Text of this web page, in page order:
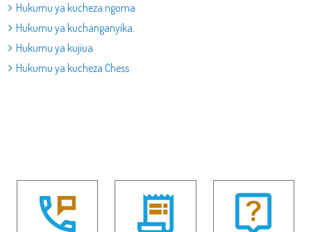
Hukumu ya kucheza ngoma
Hukumu ya kuchanganyika.
Hukumu ya kujiua
Hukumu ya kucheza Chess